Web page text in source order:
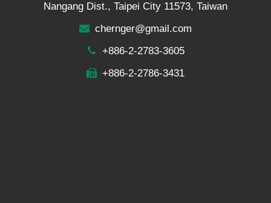
Nangang Dist., Taipei City 11573, Taiwan
chernger@gmail.com
+886-2-2783-3605
+886-2-2786-3431